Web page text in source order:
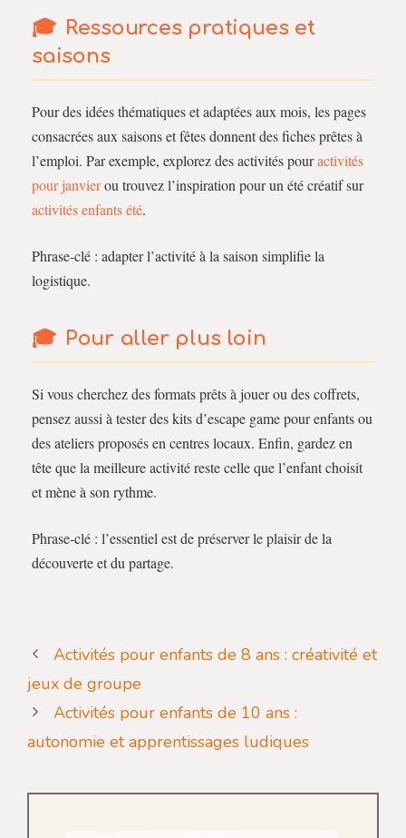
Ressources pratiques et
saisons
Pour des idées thématiques et adaptées aux mois, les pages
consacrées aux saisons et fêtes donnent des fiches prêtes à
l’emploi. Par exemple, explorez des activités pouractivités
pour janvierou trouvez l’inspiration pour un été créatif sur
activités enfants été.
Phrase-clé : adapter l’activité à la saison simplifie la
logistique.
Pour aller plus loin
Si vous cherchez des formats prêts à jouer ou des coffrets,
pensez aussi à tester des kits d’escape game pour enfants ou
des ateliers proposés en centres locaux. Enfin, gardez en
tête que la meilleure activité reste celle que l’enfant choisit
et mène à son rythme.
Phrase-clé : l’essentiel est de préserver le plaisir de la
découverte et du partage.
Activités pour enfants de 8 ans : créativité et
jeux de groupe
Activités pour enfants de 10 ans :
autonomie et apprentissages ludiques